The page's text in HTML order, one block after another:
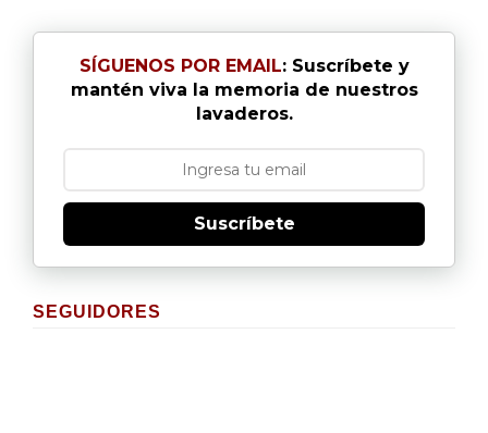
SÍGUENOS POR EMAIL: Suscríbete y
mantén viva la memoria de nuestros
lavaderos.
Suscríbete
SEGUIDORES